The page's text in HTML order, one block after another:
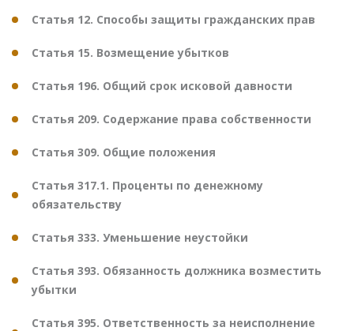
Статья 12. Способы защиты гражданских прав
Статья 15. Возмещение убытков
Статья 196. Общий срок исковой давности
Статья 209. Содержание права собственности
Статья 309. Общие положения
Статья 317.1. Проценты по денежному
обязательству
Статья 333. Уменьшение неустойки
Статья 393. Обязанность должника возместить
убытки
Статья 395. Ответственность за неисполнение